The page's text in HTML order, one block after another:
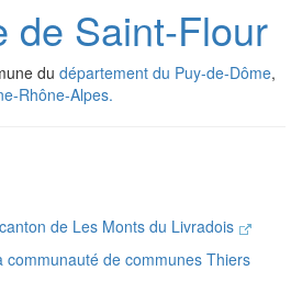
de Saint-Flour
du département du Puy-de-Dôme,
Rhône-Alpes.
canton de Les Monts du Livradois
communauté de communes Thiers